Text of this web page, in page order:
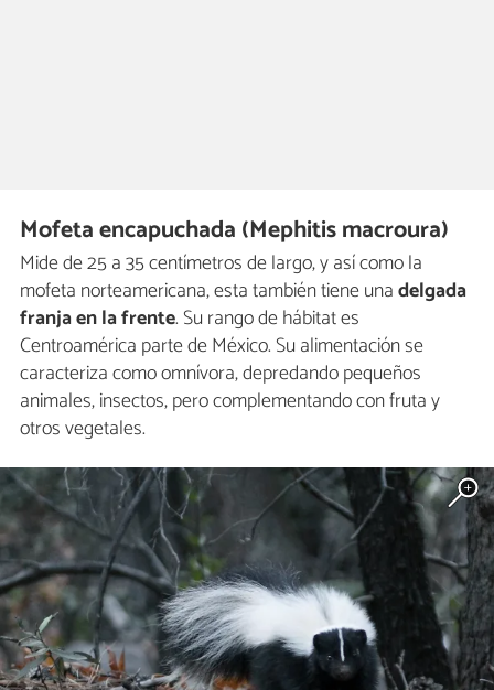
Mofeta encapuchada (Mephitis macroura)
Mide de 25 a 35 centímetros de largo, y así como la
mofeta norteamericana, esta también tiene unadelgada
franja en la frente. Su rango de hábitat es
Centroamérica parte de México. Su alimentación se
caracteriza como omnívora, depredando pequeños
animales, insectos, pero complementando con fruta y
otros vegetales.